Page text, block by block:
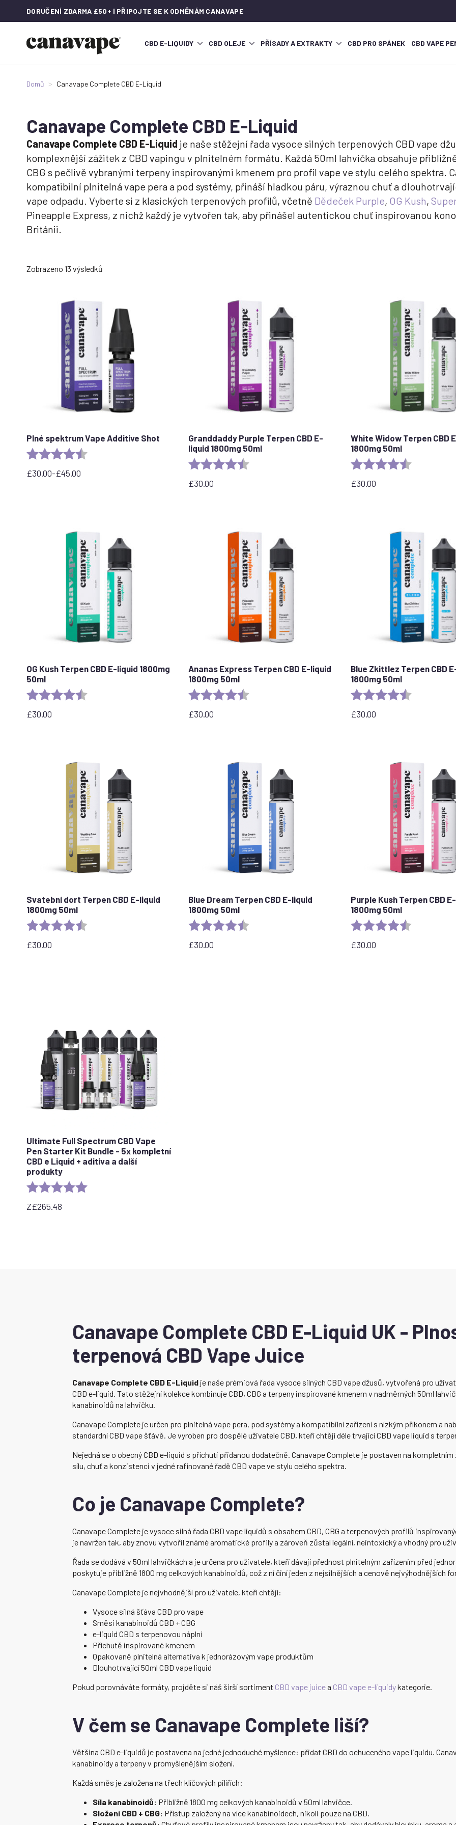
DORUČENÍ ZDARMA £50+ | PŘIPOJTE SE K ODMĚNÁM CANAVAPE
CBD E-LIQUIDY CBD OLEJE PŘÍSADY A EXTRAKTY CBD PRO SPÁNEK CBD VAPE
Domů Canavape Complete CBD E-Liquid
Canavape Complete CBD E-Liquid
Canavape Complete CBD E-Liquid je naše stěžejní řada vysoce silných terpenových CBD vape
komplexnější zážitek z CBD vapingu v plnitelném formátu. Každá 50ml lahvička obsahuje
CBG s pečlivě vybranými terpeny inspirovanými kmenem pro profil vape ve stylu celého spektra.
kompatibilní plnitelná vape pera a pod systémy, přináší hladkou páru, výraznou chuť a
vape odpadu. Vyberte si z klasických terpenových profilů, včetně Dědeček Purple, OG Kush,
Pineapple Express, z nichž každý je vytvořen tak, aby přinášel autentickou chuť inspirovanou
Británii.
Zobrazeno 13 výsledků
Plné spektrum Vape Additive Shot
Rating:
£30.00-£45.00
Rozpětí
Granddaddy Purple Terpen CBD E-
liquid 1800mg 50ml
Rating:
£30.00
White Widow Terpen CBD
1800mg 50ml
Rating: 4.7 out of 5
£30.00
OG Kush Terpen CBD E-liquid 1800mg
50ml
Rating:
£30.00
Ananas Express Terpen CBD E-liquid
1800mg 50ml
Rating:
£30.00
Blue Zkittlez Terpen CBD
1800mg 50ml
Rating: 4.7 out of 5
£30.00
Svatební dort Terpen CBD E-liquid
1800mg 50ml
Rating:
£30.00
Blue Dream Terpen CBD E-liquid
1800mg 50ml
Rating:
£30.00
Purple Kush Terpen CBD
1800mg 50ml
Rating: 4.6 out of 5
£30.00
Ultimate Full Spectrum CBD Vape
Pen Starter Kit Bundle - 5x kompletní
CBD e Liquid + aditiva a další
produkty
Rating:
Z£265.48
Canavape Complete CBD E-Liquid UK -
terpenová CBD Vape Juice
Canavape Complete CBD E-Liquid je naše prémiová řada vysoce silných CBD vape džusů, vytvořená pro
CBD e-liquid. Tato stěžejní kolekce kombinuje CBD, CBG a terpeny inspirované kmenem v nadměrných 50ml
kanabinoidů na lahvičku.
Canavape Complete je určen pro plnitelná vape pera, pod systémy a kompatibilní zařízení s nízkým příkonem a
standardní CBD vape šťávě. Je vyroben pro dospělé uživatele CBD, kteří chtějí déle trvající CBD vape liquid s
Nejedná se o obecný CBD e-liquid s příchutí přidanou dodatečně. Canavape Complete je postaven na
sílu, chuť a konzistenci v jedné rafinované řadě CBD vape ve stylu celého spektra.
Co je Canavape Complete?
Canavape Complete je vysoce silná řada CBD vape liquidů s obsahem CBD, CBG a terpenových profilů
je navržen tak, aby znovu vytvořil známé aromatické profily a zároveň zůstal legální, neintoxický a vhodný pro
Řada se dodává v 50ml lahvičkách a je určena pro uživatele, kteří dávají přednost plnitelným zařízením před
poskytuje přibližně 1800 mg celkových kanabinoidů, což z ní činí jeden z nejsilnějších a cenově nejvýhodnějších
Canavape Complete je nejvhodnější pro uživatele, kteří chtějí:
Vysoce silná šťáva CBD pro vape
Směsi kanabinoidů CBD + CBG
e-liquid CBD s terpenovou náplní
Příchutě inspirované kmenem
Opakovaně plnitelná alternativa k jednorázovým vape produktům
Dlouhotrvající 50ml CBD vape liquid
Pokud porovnáváte formáty, projděte si náš širší sortiment CBD vape juicea CBD vape e-liquidykategorie.
V čem se Canavape Complete liší?
Většina CBD e-liquidů je postavena na jedné jednoduché myšlence: přidat CBD do ochuceného vape liquidu.
kanabinoidy a terpeny v promyšlenějším složení.
Každá směs je založena na třech klíčových pilířích:
Síla kanabinoidů: Přibližně 1800 mg celkových kanabinoidů v 50ml lahvičce.
Složení CBD + CBG: Přístup založený na více kanabinoidech, nikoli pouze na CBD.